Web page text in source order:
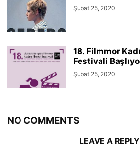
Şubat 25, 2020
18. Filmmor
Festivali
Şubat 25, 2020
NO COMMENTS
LEAVE A REPLY